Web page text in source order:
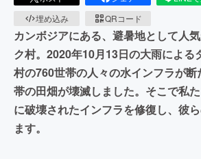
埋め込み
QRコード
カンボジアにある、避暑地として人
ク村。2020年10月13日の大雨による
村の760世帯の人々の水インフラが
帯の田畑が壊滅しました。そこで私
に破壊されたインフラを修復し、彼
ます。